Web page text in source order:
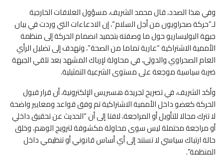
وفي هذا الصدد، قال محمد الشريف، مسؤول العلاقات الخارجية
لـ”حركة صحراويون من أجل السلام”، إن الادعاءات التي وردت في بيان
جبهة البوليساريو حول ما وصفته بتجميد انضمام الحركة إلى منظمة
الأممية الاشتراكية “عارية تماما من الصحة”، وتهدف إلى تضليل الرأي
العام الصحراوي والدولي، في محاولة لإرباك المشهد بعد تلقي الجبهة
ضربة سياسية موجعة على مستوى الشرعية التمثيلية.
وأكد الشريف، في تصريح لجريدة هسبريس الإلكترونية، أن قرار قبول
الحركة كعضو داخل الأممية الاشتراكية تم وفق قواعد ومعايير واضحة
لا تترك مجالا للتأويل أو المراجعة، لافتا إلى أن “الحديث عن تحقيق داخلي
أو مراجعة محتملة ليس سوى محاولة مكشوفة لترويج الوهم، وخلق
حالة ارتباك سياسي لا تستند إلى أي أساس قانوني أو تنظيمي داخل
المنظمة”.